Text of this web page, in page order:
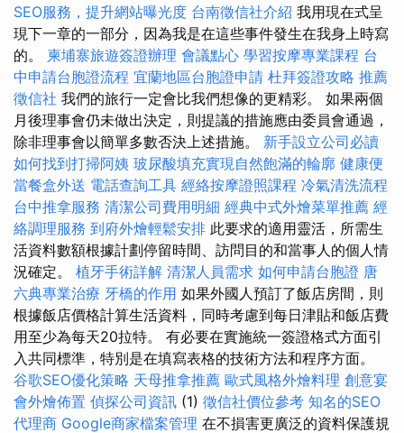
SEO服務，提升網站曝光度 台南徵信社介紹 我用現在式呈
現下一章的一部分，因為我是在這些事件發生在我身上時寫
的。 柬埔寨旅遊簽證辦理 會議點心 學習按摩專業課程 台
中申請台胞證流程 宜蘭地區台胞證申請 杜拜簽證攻略 推薦
徵信社 我們的旅行一定會比我們想像的更精彩。 如果兩個
月後理事會仍未做出決定，則提議的措施應由委員會通過，
除非理事會以簡單多數否決上述措施。 新手設立公司必讀
如何找到打掃阿姨 玻尿酸填充實現自然飽滿的輪廓 健康便
當餐盒外送 電話查詢工具 經絡按摩證照課程 冷氣清洗流程
台中推拿服務 清潔公司費用明細 經典中式外燴菜單推薦 經
絡調理服務 到府外燴輕鬆安排 此要求的適用靈活，所需生
活資料數額根據計劃停留時間、訪問目的和當事人的個人情
況確定。 植牙手術詳解 清潔人員需求 如何申請台胞證 唐
六典專業治療 牙橋的作用 如果外國人預訂了飯店房間，則
根據飯店價格計算生活資料，同時考慮到每日津貼和飯店費
用至少為每天20拉特。 有必要在實施統一簽證格式方面引
入共同標準，特別是在填寫表格的技術方法和程序方面。
谷歌SEO優化策略 天母推拿推薦 歐式風格外燴料理 創意宴
會外燴佈置 偵探公司資訊 (1) 徵信社價位參考 知名的SEO
代理商 Google商家檔案管理 在不損害更廣泛的資料保護規